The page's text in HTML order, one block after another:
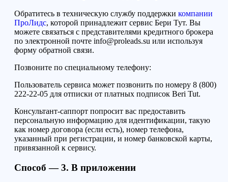
Обратитесь в техническую службу поддержки компании
ПроЛидс, которой принадлежит сервис Бери Тут. Вы
можете связаться с представителями кредитного брокера
по электронной почте info@proleads.su или используя
форму обратной связи.
Позвоните по специальному телефону:
Пользователь сервиса может позвонить по номеру 8 (800)
222-22-05 для отписки от платных подписок Beri Tut.
Консультант-саппорт попросит вас предоставить
персональную информацию для идентификации, такую
как номер договора (если есть), номер телефона,
указанный при регистрации, и номер банковской карты,
привязанной к сервису.
Способ — 3. В приложении